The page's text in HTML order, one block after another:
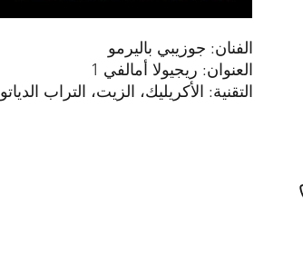
الفنان: جوزيبي باليرمو
العنوان: ريجيولا أمالفي 1
التقنية: الأكريليك، الزيت، التراب